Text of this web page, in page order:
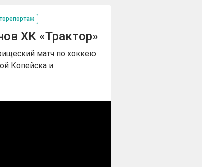
ХК «Трактор»
матч по хоккею
Копейска и